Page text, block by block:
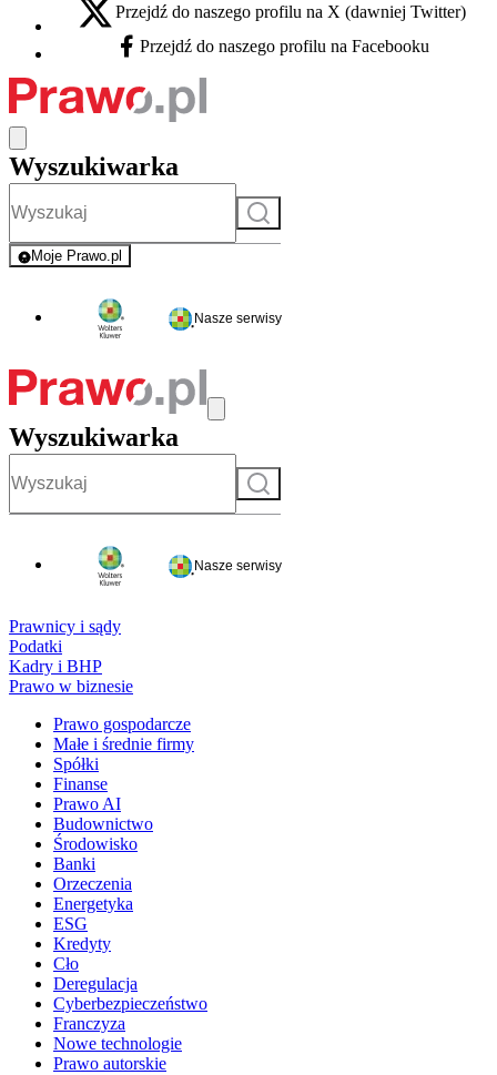
X - otwiera się w nowej karcie
Przejdź do naszego profilu na X (dawniej Twitter)
Facebook - otwiera się w nowej karcie
Przejdź do naszego profilu na Facebooku
Wyszukiwarka
Szukaj
Moje Prawo.pl
- rejestracja i logowanie do serwisu
Nasze serwisy
Wyszukiwarka
Szukaj
Nasze serwisy
Prawnicy i sądy
Podatki
Kadry i BHP
Prawo w biznesie
Prawo gospodarcze
Małe i średnie firmy
Spółki
Finanse
Prawo AI
Budownictwo
Środowisko
Banki
Orzeczenia
Energetyka
ESG
Kredyty
Cło
Deregulacja
Cyberbezpieczeństwo
Franczyza
Nowe technologie
Prawo autorskie